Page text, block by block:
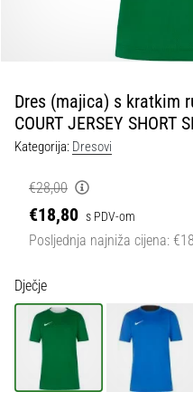
1. 7. 2025
1 min. čitanja
Play
for
More
Pripremi
ženski
EURO
Dres (majica) s kratkim
COURT JERSEY SHORT
Kategorija: Dresovi
€28,00
€18,80 s PDV-om
Posljednja najniža cijena:
Dječje